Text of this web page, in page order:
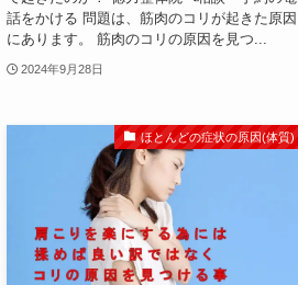
話をかける 問題は、筋肉のコリが起きた原因
にあります。 筋肉のコリの原因を見つ...
2024年9月28日
ほとんどの症状の原因(体質)